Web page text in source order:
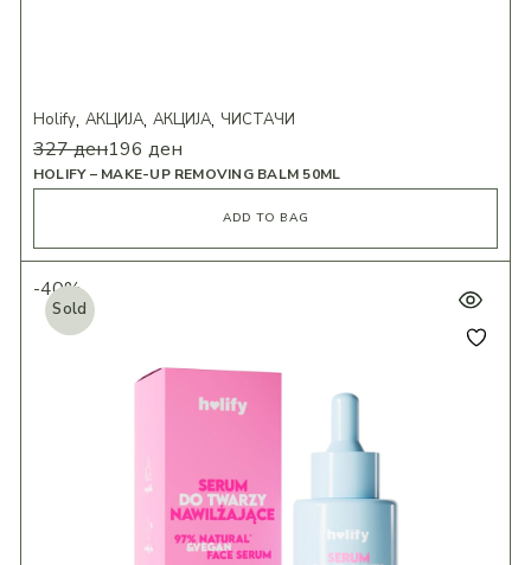
HOLIFY – MAKE-UP REMOVING BALM 50ML
Holify АКЦИЈА АКЦИЈА ЧИСТАЧИ
327ден196 ден
ADD TO BAG
-40%
Sold